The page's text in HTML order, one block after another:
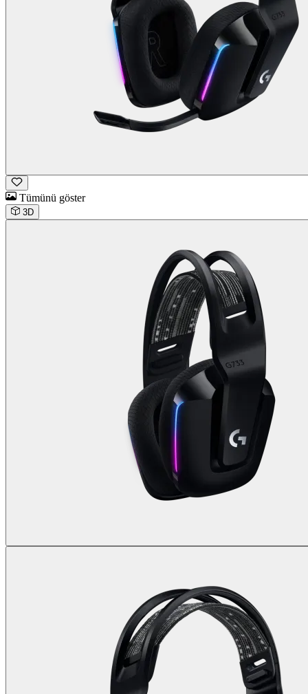
Tümünü göster
3D